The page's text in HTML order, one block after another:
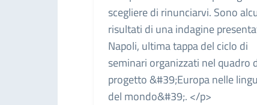
scegliere di rinunciarvi. Sono
risultati di una indagine
Napoli, ultima tappa del ciclo di
seminari organizzati nel quadro
progetto &#39;Europa nelle
del mondo&#39;. </p>